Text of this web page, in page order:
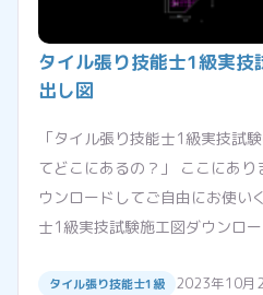
タイル張り技能士1級実技
出し図
「タイル張り技能士1級実技試
てどこにあるの？」 ここにあ
ウンロードしてご自由にお使い
士1級実技試験施工図ダウン
タイル張り技能士1級 2023年10月